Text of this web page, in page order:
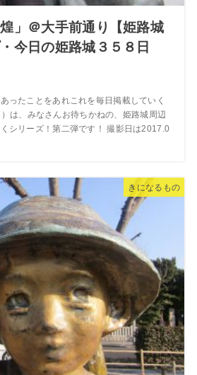
」＠大手前通り【姫路城
今日の姫路城３５８日
ったことをあれこれを毎日掲載していく
は、みなさんお待ちかねの、姫路城周辺
シリーズ！第二弾です！ 撮影日は2017.0
きになるもの